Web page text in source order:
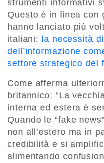
strumenti informativi
Questo è in linea con
hanno lanciato più
italiani:
la necessità
dell’informazione
settore strategico del
Come afferma
britannico: “La
interna ed estera è
Quando le “fake
non all’estero ma in
credibilità e si
alimentando